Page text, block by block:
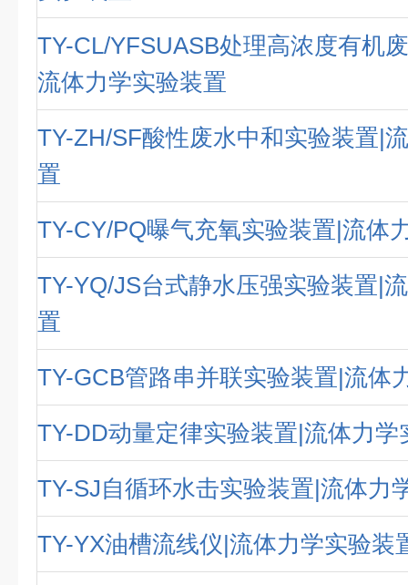
TY-CL/YFSUASB处理高浓度有机
流体力学实验装置
TY-ZH/SF酸性废水中和实验装置|
置
TY-CY/PQ曝气充氧实验装置|流体
TY-YQ/JS台式静水压强实验装置|
置
TY-GCB管路串并联实验装置|流体
TY-DD动量定律实验装置|流体力学
TY-SJ自循环水击实验装置|流体力
TY-YX油槽流线仪|流体力学实验装